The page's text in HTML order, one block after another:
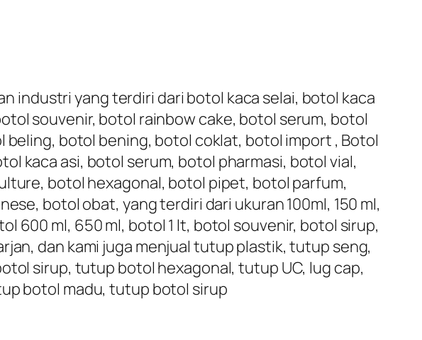
industri yang terdiri dari botol kaca selai, botol kaca
souvenir, botol rainbow cake, botol serum, botol
botol bening, botol coklat, botol import , Botol
kaca asi, botol serum, botol pharmasi, botol vial,
botol hexagonal, botol pipet, botol parfum,
botol obat, yang terdiri dari ukuran 100ml, 150 ml,
600 ml, 650 ml, botol 1 lt, botol souvenir, botol sirup,
dan kami juga menjual tutup plastik, tutup seng,
sirup, tutup botol hexagonal, tutup UC, lug cap,
botol madu, tutup botol sirup